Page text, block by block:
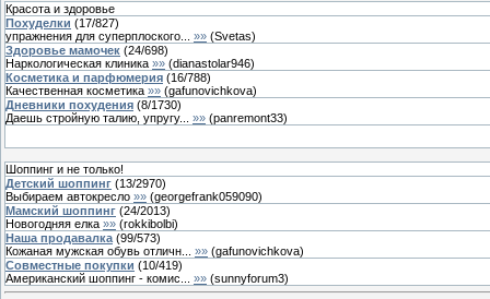
Красота и здоровье
Похуделки (17/827)
упражнения для суперплоского...
»» (Svetas)
Здоровье мамочек (24/698)
Наркологическая клиника »» (dianastolar946)
Косметика и парфюмерия (16/788)
Качественная косметика »» (gafunovichkova)
Дневники похудения (8/1730)
Даешь стройную талию, упругу...
»» (panremont33)
Шоппинг и не только!
Детский шоппинг (13/2970)
Выбираем автокресло »» (georgefrank059090)
Мамский шоппинг (24/2013)
Новогодняя елка »» (rokkibolbi)
Наша продавалка (99/573)
Кожаная мужская обувь отличн...
»» (gafunovichkova)
Совместные покупки (10/419)
Американский шоппинг - комис...
»» (sunnyforum3)